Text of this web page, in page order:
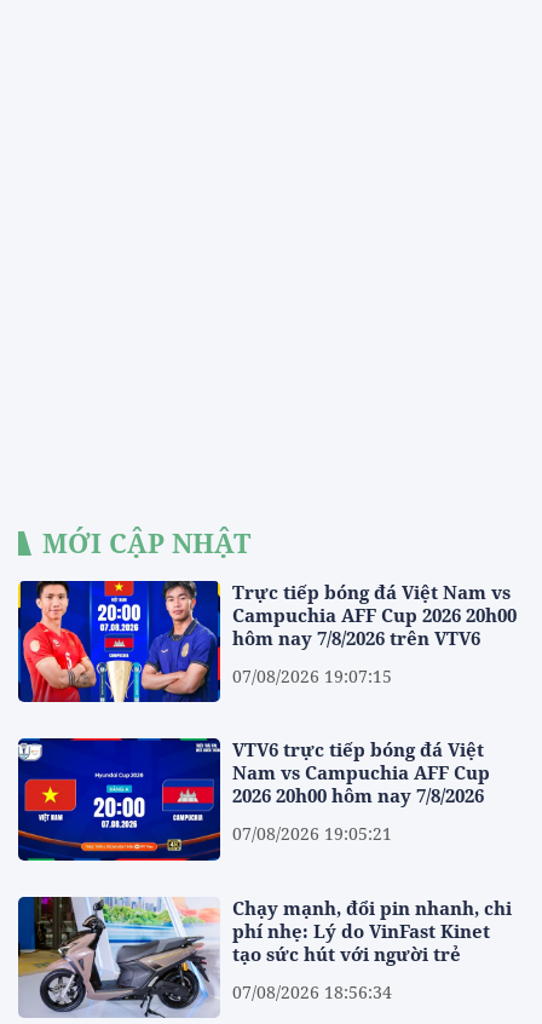
MỚI CẬP NHẬT
Trực tiếp bóng đá Việt Nam vs
Campuchia AFF Cup 2026 20h00
hôm nay 7/8/2026 trên VTV6
07/08/2026 19:07:15
VTV6 trực tiếp bóng đá Việt
Nam vs Campuchia AFF Cup
2026 20h00 hôm nay 7/8/2026
07/08/2026 19:05:21
Chạy mạnh, đổi pin nhanh, chi
phí nhẹ: Lý do VinFast Kinet
tạo sức hút với người trẻ
07/08/2026 18:56:34